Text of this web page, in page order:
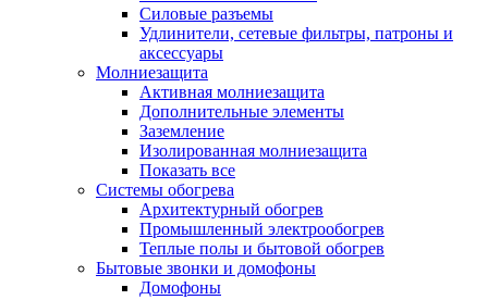
Силовые разъемы
Удлинители, сетевые фильтры, патроны и
аксессуары
Молниезащита
Активная молниезащита
Дополнительные элементы
Заземление
Изолированная молниезащита
Показать все
Системы обогрева
Архитектурный обогрев
Промышленный электрообогрев
Теплые полы и бытовой обогрев
Бытовые звонки и домофоны
Домофоны